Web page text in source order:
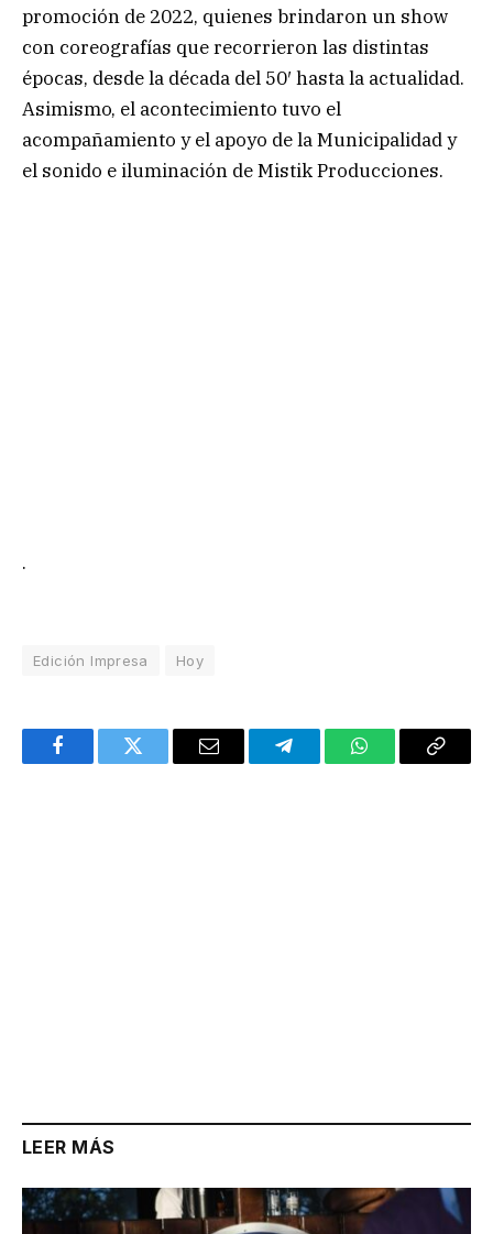
promoción de 2022, quienes brindaron un show
con coreografías que recorrieron las distintas
épocas, desde la década del 50′ hasta la actualidad.
Asimismo, el acontecimiento tuvo el
acompañamiento y el apoyo de la Municipalidad y
el sonido e iluminación de Mistik Producciones.
.
Edición Impresa Hoy
FacebookTwitter Email TelegramWhatsAppCopy
LEER MÁS